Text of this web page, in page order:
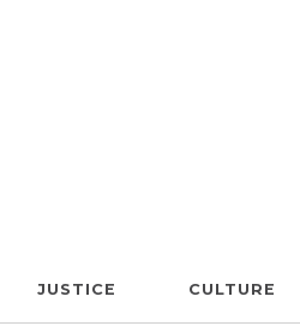
JUSTICE CULTURE